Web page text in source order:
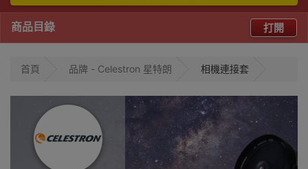
商品目錄 打開
首頁 品牌 - Celestron 星特朗 相機連接套